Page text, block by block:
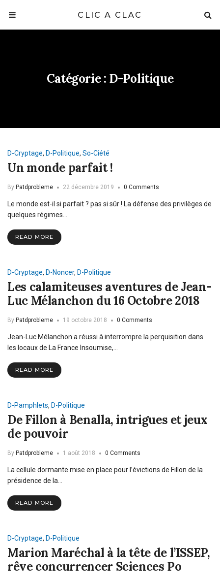
CLIC A CLAC
Catégorie : D-Politique
D-Cryptage, D-Politique, So-Ciété
Un monde parfait !
By Patdprobleme 22 décembre 2019 0 Comments
Le monde est-il si parfait ? pas si sûr ! La défense des privilèges de
quelques régimes…
READ MORE
D-Cryptage, D-Noncer, D-Politique
Les calamiteuses aventures de Jean-
Luc Mélanchon du 16 Octobre 2018
By Patdprobleme 19 octobre 2018 0 Comments
Jean-Luc Mélanchon a réussi à interrompre la perquisition dans
les locaux de La France Insoumise,…
READ MORE
D-Pamphlets, D-Politique
De Fillon à Benalla, intrigues et jeux
de pouvoir
By Patdprobleme 1 août 2018 0 Comments
La cellule dormante mise en place pour l’évictions de Fillon de la
présidence de la…
READ MORE
D-Cryptage, D-Politique
Marion Maréchal à la tête de l’ISSEP,
rêve concurrencer Sciences Po